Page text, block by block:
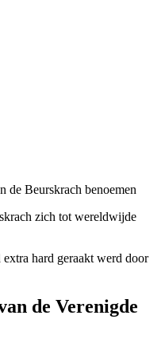
de Beurskrach benoemen
zich tot wereldwijde
hard geraakt werd door
de Verenigde